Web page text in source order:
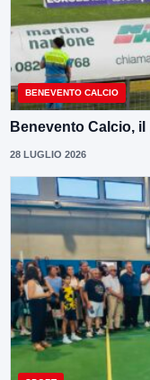
BENEVENTO CALCIO
Benevento Calcio,
28 LUGLIO 2026